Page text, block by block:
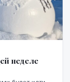
неделе